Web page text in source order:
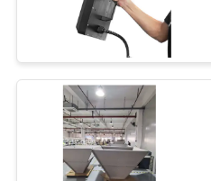
إشارات
طيار